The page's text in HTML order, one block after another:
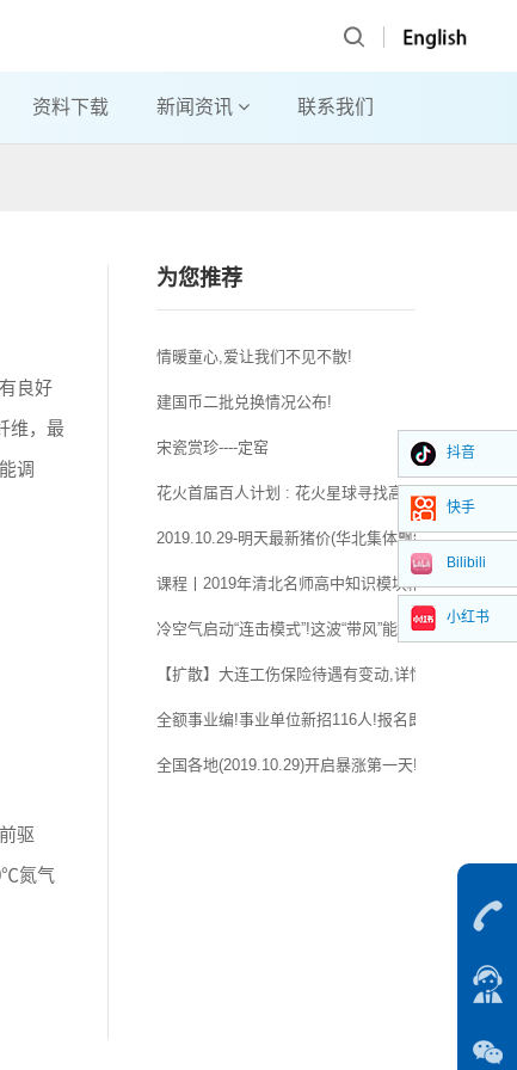
资料下载 新闻资讯 联系我们
良好
维，最
调
驱
氮气
为您推荐
情暖童心,爱让我们不见不散!
建国币二批兑换情况公布!
宋瓷赏珍----定窑
花火首届百人计划 : 花火星球寻找高校王者
2019.10.29-明天最新猪价(华北集体飘红,猪价继续往
课程丨2019年清北名师高中知识模块精讲系列课程!
冷空气启动“连击模式”!这波“带风”能力相当强
【扩散】大连工伤保险待遇有变动,详情……
全额事业编!事业单位新招116人!报名即将开始!
全国各地(2019.10.29)开启暴涨第一天!
抖音
快手
Bilibili
小红书